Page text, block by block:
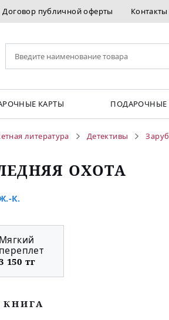
Договор публичной оферты Контакты
КАРТЫ ПОДАРОЧНЫЕ
литература Детективы
ОХОТА
К.
Мягкий
переплет
150 тг
КНИГА